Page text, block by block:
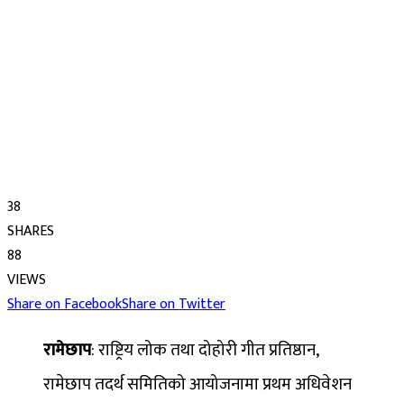
38
SHARES
88
VIEWS
Share on FacebookShare on Twitter
रामेछाप: राष्ट्रिय लोक तथा दोहोरी गीत प्रतिष्ठान,
रामेछाप तदर्थ समितिको आयोजनामा प्रथम अधिवेशन